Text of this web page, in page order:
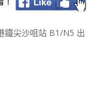
鐵尖沙咀站 B1/N5 出